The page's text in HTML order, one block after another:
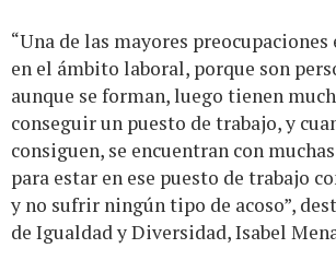
“Una de las mayores
en el ámbito laboral, porque son
aunque se forman, luego tienen
conseguir un puesto de trabajo, y
consiguen, se encuentran con
para estar en ese puesto de trabajo
y no sufrir ningún tipo de acoso”,
de Igualdad y Diversidad, Isabel